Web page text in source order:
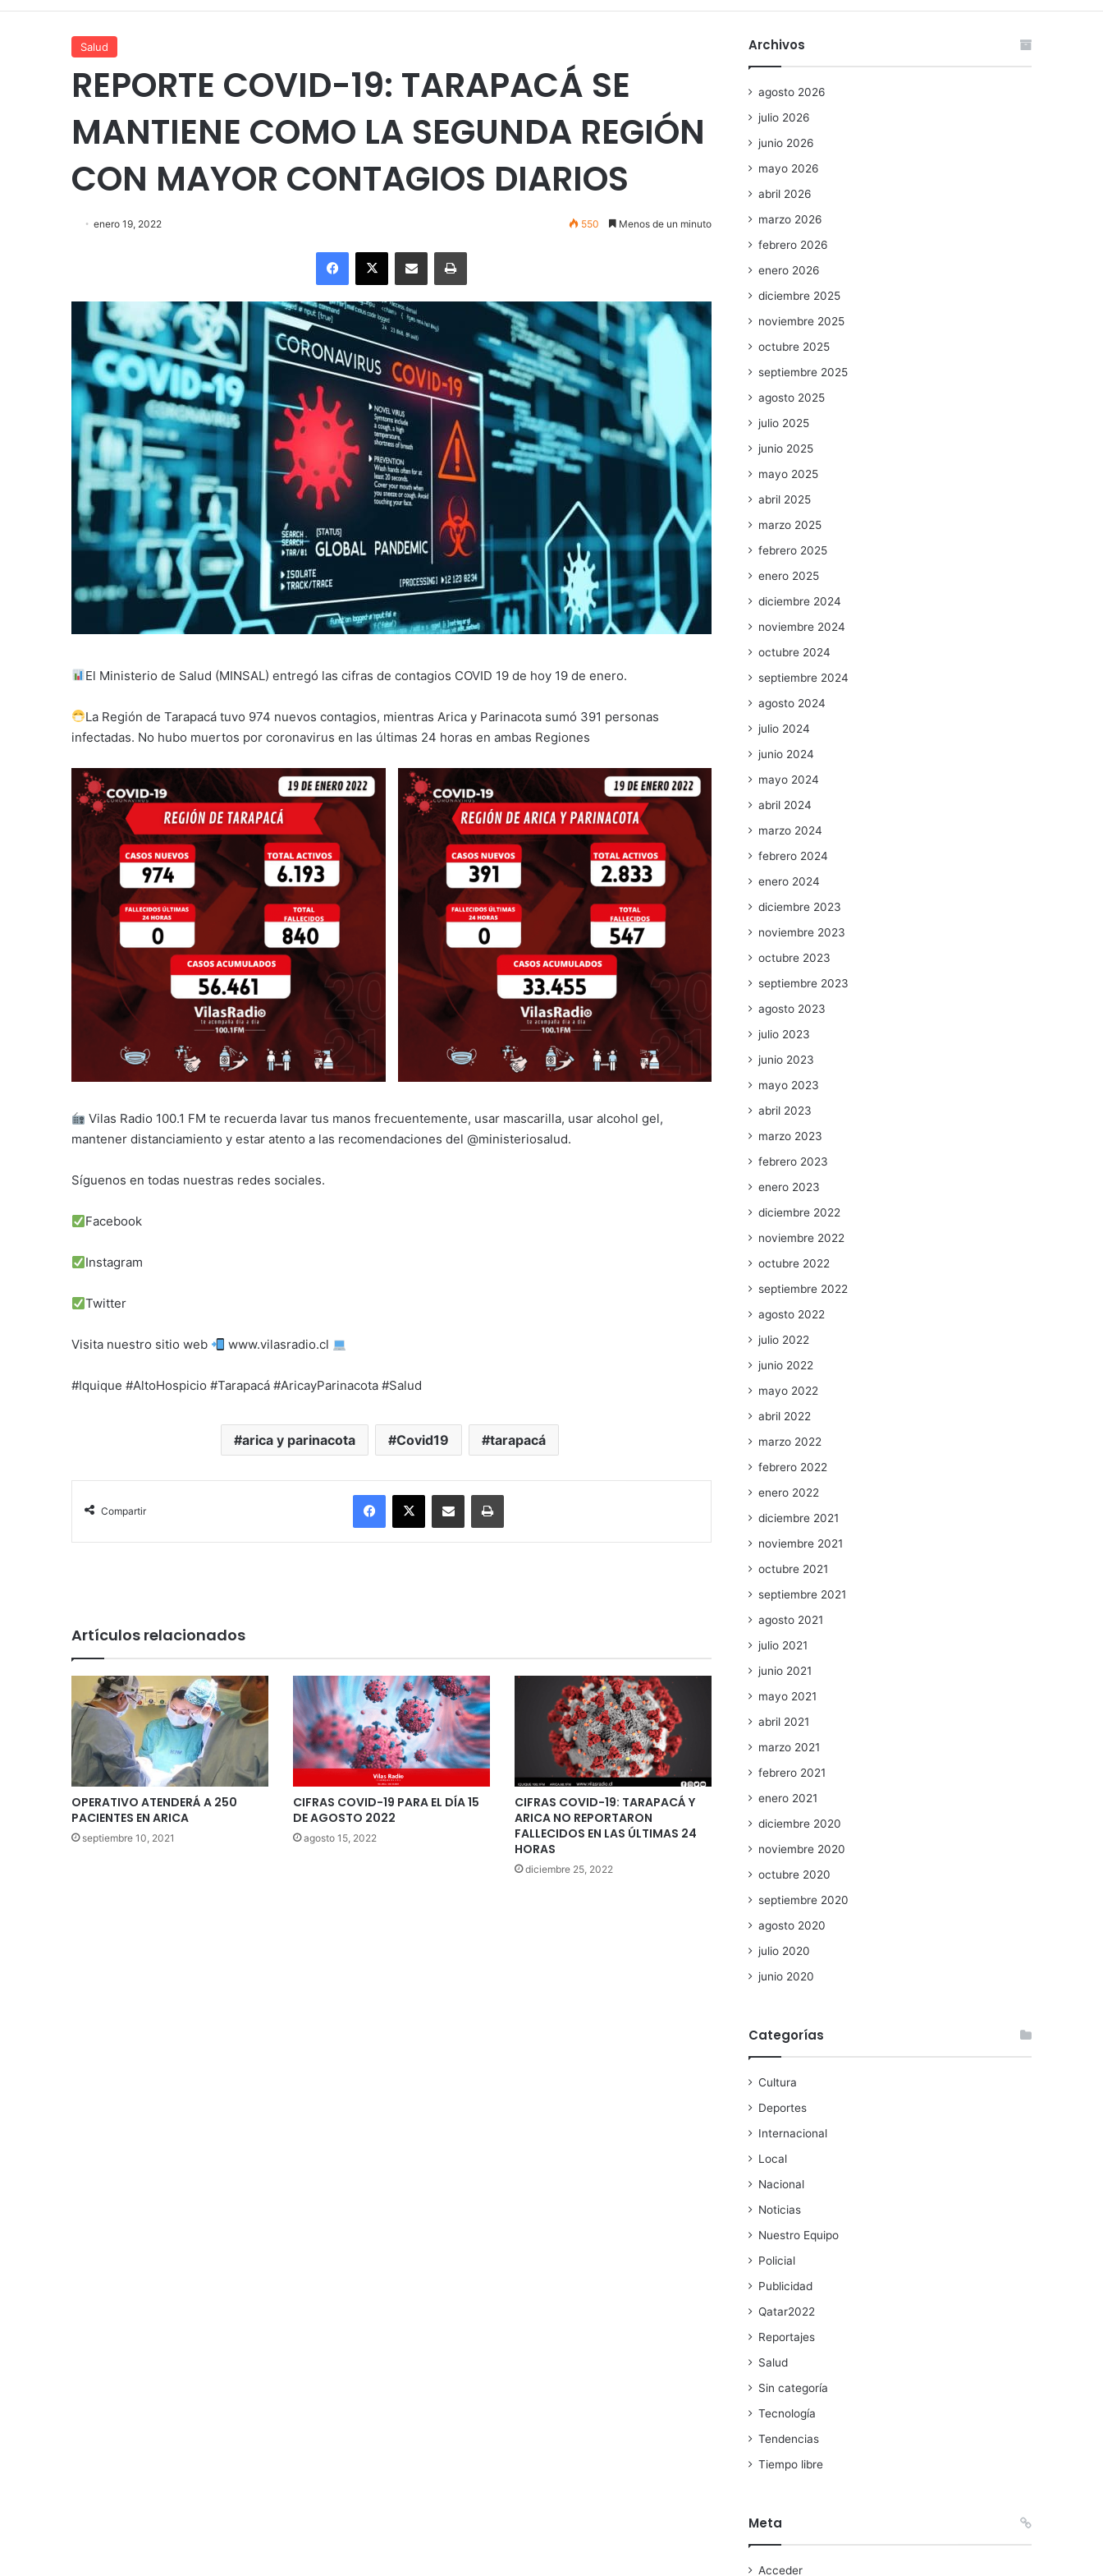
Salud
REPORTE COVID-19: TARAPACÁ SE
MANTIENE COMO LA SEGUNDA REGIÓN
CON MAYOR CONTAGIOS DIARIOS
enero 19, 2022 550 Menos de un minuto
Facebook
X Enviar vía email Imprimir
El Ministerio de Salud (MINSAL) entregó las cifras de contagios COVID 19 de hoy 19 de enero.
La Región de Tarapacá tuvo 974 nuevos contagios, mientras Arica y Parinacota sumó 391 personas
infectadas. No hubo muertos por coronavirus en las últimas 24 horas en ambas Regiones
Vilas Radio 100.1 FM te recuerda lavar tus manos frecuentemente, usar mascarilla, usar alcohol gel,
mantener distanciamiento y estar atento a las recomendaciones del @ministeriosalud.
Síguenos en todas nuestras redes sociales.
Facebook
Instagram
Twitter
Visita nuestro sitio web www.vilasradio.cl
#Iquique #AltoHospicio #Tarapacá #AricayParinacota #Salud
arica y parinacota Covid19 tarapacá
Compartir
Facebook
X Enviar vía email Imprimir
Artículos relacionados
OPERATIVO ATENDERÁ A 250
PACIENTES EN ARICA
septiembre 10, 2021
CIFRAS COVID-19 PARA EL DÍA 15
DE AGOSTO 2022
agosto 15, 2022
CIFRAS COVID-19: TARAPACÁ Y
ARICA NO REPORTARON
FALLECIDOS EN LAS ÚLTIMAS 24
HORAS
diciembre 25, 2022
Archivos
agosto 2026
julio 2026
junio 2026
mayo 2026
abril 2026
marzo 2026
febrero 2026
enero 2026
diciembre 2025
noviembre 2025
octubre 2025
septiembre 2025
agosto 2025
julio 2025
junio 2025
mayo 2025
abril 2025
marzo 2025
febrero 2025
enero 2025
diciembre 2024
noviembre 2024
octubre 2024
septiembre 2024
agosto 2024
julio 2024
junio 2024
mayo 2024
abril 2024
marzo 2024
febrero 2024
enero 2024
diciembre 2023
noviembre 2023
octubre 2023
septiembre 2023
agosto 2023
julio 2023
junio 2023
mayo 2023
abril 2023
marzo 2023
febrero 2023
enero 2023
diciembre 2022
noviembre 2022
octubre 2022
septiembre 2022
agosto 2022
julio 2022
junio 2022
mayo 2022
abril 2022
marzo 2022
febrero 2022
enero 2022
diciembre 2021
noviembre 2021
octubre 2021
septiembre 2021
agosto 2021
julio 2021
junio 2021
mayo 2021
abril 2021
marzo 2021
febrero 2021
enero 2021
diciembre 2020
noviembre 2020
octubre 2020
septiembre 2020
agosto 2020
julio 2020
junio 2020
Categorías
Cultura
Deportes
Internacional
Local
Nacional
Noticias
Nuestro Equipo
Policial
Publicidad
Qatar2022
Reportajes
Salud
Sin categoría
Tecnología
Tendencias
Tiempo libre
Meta
Acceder